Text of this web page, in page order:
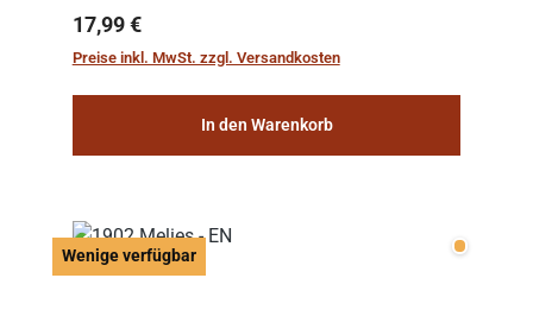
Wer die Chips mit dem höchsten Gesamtwert
hat, gewinnt die Runde. Aber Vorsicht: D...
Regulärer Preis:
17,99 €
Preise inkl. MwSt. zzgl. Versandkosten
In den Warenkorb
Wenige verfügbar Wenige